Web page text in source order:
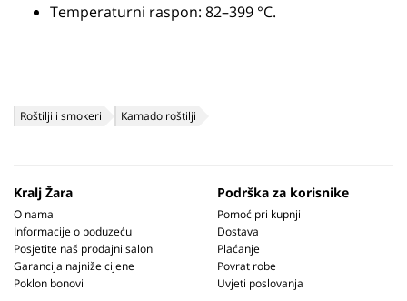
Temperaturni raspon: 82–399 °C.
Roštilji i smokeri Kamado roštilji
Kralj Žara
O nama
Informacije o poduzeću
Posjetite naš prodajni salon
Garancija najniže cijene
Poklon bonovi
Podrška za korisnike
Pomoć pri kupnji
Dostava
Plaćanje
Povrat robe
Uvjeti poslovanja